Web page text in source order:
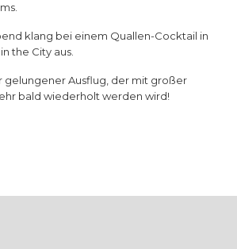
klang bei einem Quallen-Cocktail in
the City aus.
gelungener Ausflug, der mit großer
bald wiederholt werden wird!